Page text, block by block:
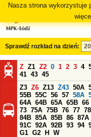
Nasza strona wykorzystuje
Sprawdź rozkład na dzień:
Z Z1 Z2 0 1 2 3 4
41 43 45
Z3 Z6 Z13 Z43 50A
55B 55C 56 57 58A
64A 64B 65A 65B 66
73 75A 75B 76 77 78
84B 85A 85B 86 87A
91C 92A 92B 93 94
G1 G2 H
W